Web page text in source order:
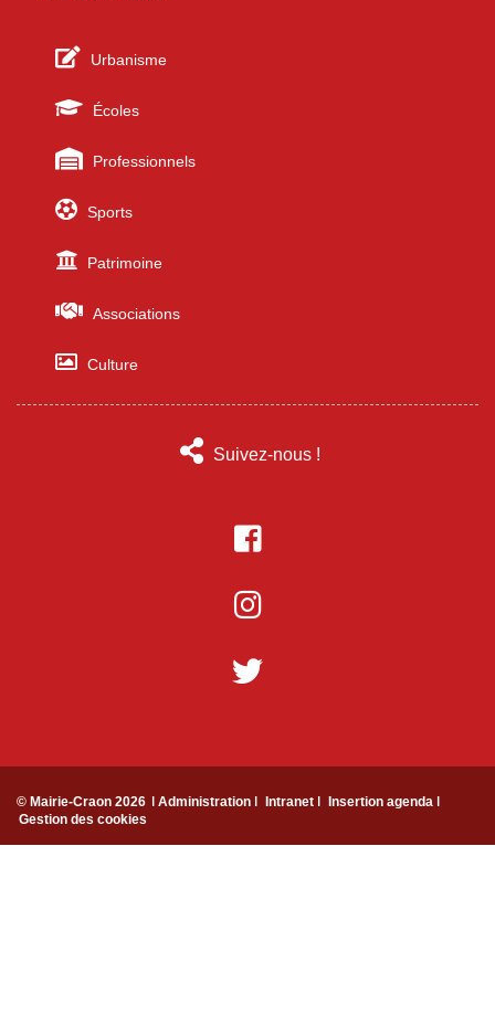
Urbanisme
Écoles
Professionnels
Sports
Patrimoine
Associations
Culture
Suivez-nous !
© Mairie-Craon 2026 ǀ Administration ǀ Intranet ǀ Insertion agenda ǀ
Gestion des cookies